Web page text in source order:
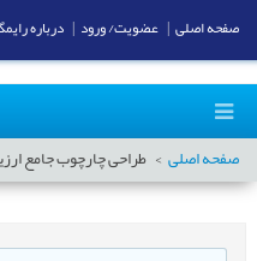
صفحه اصلی طراحی چارچوب جامع
صفحه اصلی عضویت/ ورود درباره رایمگ